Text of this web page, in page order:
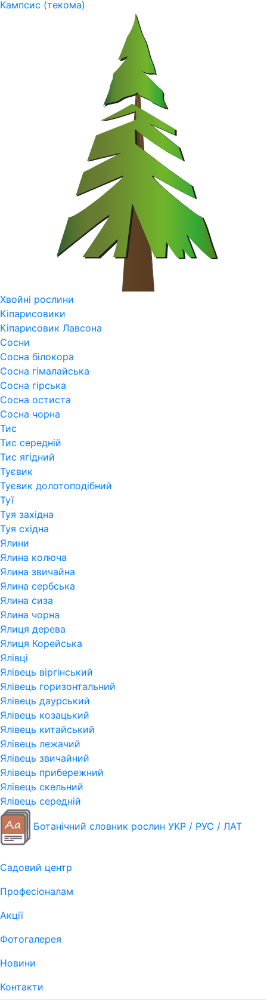
Кампсис (текома)
Хвойні рослини
Кіпарисовики
Кіпарисовик Лавсона
Сосни
Сосна білокора
Сосна гімалайська
Сосна гірська
Сосна остиста
Сосна чорна
Тис
Тис середній
Тис ягідний
Туєвик
Туєвик долотоподібний
Туї
Туя західна
Туя східна
Ялини
Ялина колюча
Ялина звичайна
Ялина сербська
Ялина сиза
Ялина чорна
Ялиця дерева
Ялиця Корейська
Ялівці
Ялівець віргінський
Ялівець горизонтальний
Ялівець даурський
Ялівець козацький
Ялівець китайський
Ялівець лежачий
Ялівець звичайний
Ялівець прибережний
Ялівець скельний
Ялівець середній
Ботанічний словник рослин УКР / РУС / ЛАТ
Садовий центр
Професіоналам
Акції
Фотогалерея
Новини
Контакти